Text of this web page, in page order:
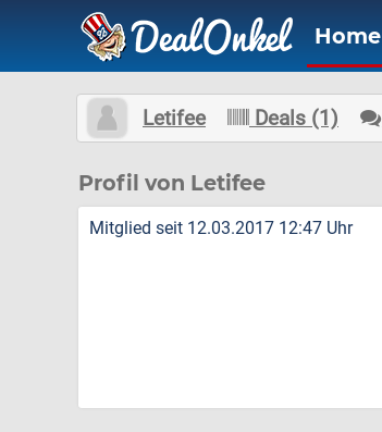
Home
Letifee Deals (1)
Profil von Letifee
Mitglied seit 12.03.2017 12:47 Uhr